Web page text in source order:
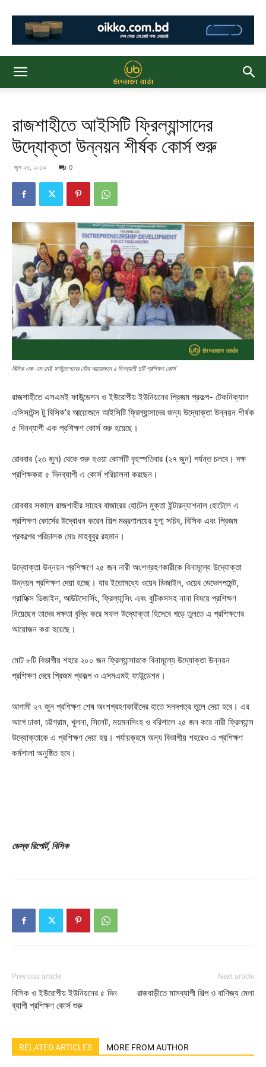
রাজশাহীতে আইসিটি ফ্রিল্যান্সাদের
উদ্যোক্তা উন্নয়ন শীর্ষক কোর্স শুরু
জুন ২৩, ২০১৯ 0
বিসিক এবং এসএমই ফাউন্ডেশনের যৌথ আয়োজনে ৫ দিনব্যাপী দুটি প্রশিক্ষণ কোর্স
রাজশাহীতে এসএমই ফাউন্ডেশন ও ইউরোপীয় ইউনিয়নের প্রিজম প্রকল্প- টেকনিক্যাল
এসিসটেন্স টু বিসিক’র আয়োজনে আইসিটি ফ্রিল্যান্সাদের জন্য উদ্যোক্তা উন্নয়ন শীর্ষক
৫ দিনব্যাপী এক প্রশিক্ষণ কোর্স শুরু হয়েছে।
রোববার (২৩ জুন) থেকে শুরু হওয়া কোর্সটি বৃহস্পতিবার (২৭ জুন) পর্যন্ত চলবে। দক্ষ
প্রশিক্ষকরা ৫ দিনব্যাপী এ কোর্স পরিচালনা করছেন।
রোববার সকালে রাজশাহীর সাহেব বাজারের হোটেল মুক্তা ইন্টারন্যাশনাল হোটেলে এ
প্রশিক্ষণ কোর্সের উদ্বোধন করেন শিল্প মন্ত্রণালয়ের যুগ্ম সচিব, বিসিক এবং প্রিজম
প্রকল্পের পরিচালক মোঃ মাহবুবুর রহমান।
উদ্যোক্তা উন্নয়ন প্রশিক্ষণে ২৫ জন নারী অংশগ্রহণকারীকে বিনামূল্যে উদ্যোক্তা
উন্নয়ন প্রশিক্ষণ দেয়া হচ্ছে। যার ইতোমধ্যে ওয়েব ডিজাইন, ওয়েব ডেভেলপমেন্ট,
গ্রাফিক্স ডিজাইন, আউটসোর্সিং, ফ্রিল্যান্সিং এবং বুটিকসসহ নানা বিষয়ে প্রশিক্ষণ
নিয়েছেন তাদের দক্ষতা বৃদ্ধি করে সফল উদ্যোক্তা হিসেবে গড়ে তুলতে এ প্রশিক্ষণের
আয়োজন করা হয়েছে।
মোট ৮টি বিভাগীয় শহরে ২০০ জন ফ্রিল্যান্সারকে বিনামূল্যে উদ্যোক্তা উন্নয়ন
প্রশিক্ষণ দেবে প্রিজম প্রকল্প ও এসমএমই ফাউন্ডেশন।
আগামী ২৭ জুন প্রশিক্ষণ শেষ অংশগ্রহণকারীদের হাতে সনদপত্র তুলে দেয়া হবে। এর
আগে ঢাকা, চট্টগ্রাম, খুলনা, সিলেট, ময়মনসিংহ ও বরিশালে ২৫ জন করে নারী ফ্রিল্যান্স
উদ্যোক্তাকে এ প্রশিক্ষণ দেয়া হয়। পর্যায়ক্রমে অন্য বিভাগীয় শহরেও এ প্রশিক্ষণ
কর্মশালা অনুষ্ঠিত হবে।
ডেস্ক রিপোর্ট, বিসিক
Previous article
বিসিক ও ইউরোপীয় ইউনিয়নের ৫ দিন
ব্যাপী প্রশিক্ষণ কোর্স শুরু
Next article
রাজবাড়ীতে মাসব্যাপী শিল্প ও বাণিজ্য মেলা
RELATED ARTICLES MORE FROM AUTHOR